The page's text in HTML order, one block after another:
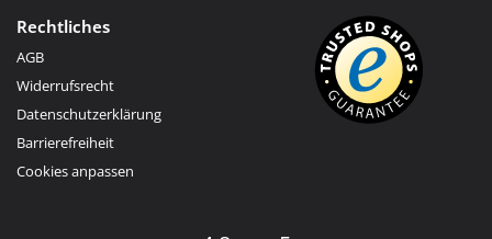
Rechtliches
AGB
Widerrufsrecht
Datenschutzerklärung
Barrierefreiheit
Cookies anpassen